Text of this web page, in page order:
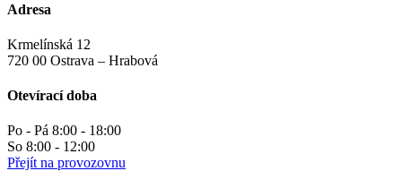
Adresa
Krmelínská 12
720 00 Ostrava – Hrabová
Otevírací doba
Po - Pá 8:00 - 18:00
So 8:00 - 12:00
Přejít na provozovnu